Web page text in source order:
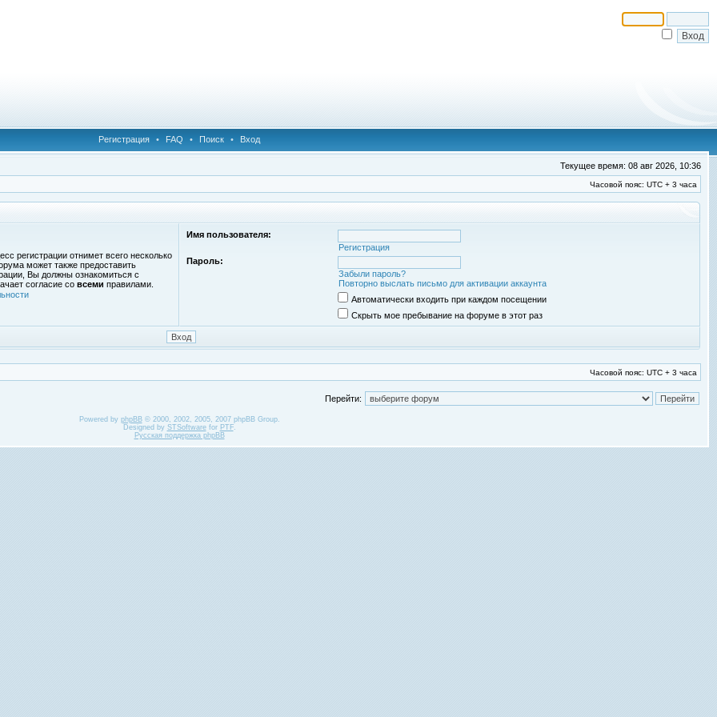
Регистрация • FAQ • Поиск • Вход
Текущее время: 08 авг 2026, 10:36
Часовой пояс: UTC + 3 часа
регистрации отнимет всего несколько
может также предоставить
Вы должны ознакомиться с
согласие со всеми правилами.
Имя пользователя:
Регистрация
Пароль:
Забыли пароль?
Повторно выслать письмо для активации аккаунта
Автоматически входить при каждом посещении
Скрыть мое пребывание на форуме в этот раз
Часовой пояс: UTC + 3 часа
Перейти:
Powered by phpBB© 2000, 2002, 2005, 2007 phpBB Group.
Designed by STSoftwarefor PTF.
Русская поддержка phpBB